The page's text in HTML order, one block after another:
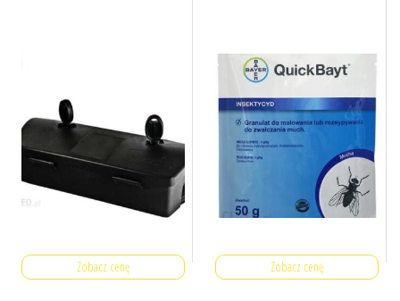
Zobacz cenę Zobacz cenę